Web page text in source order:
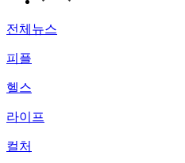
전체뉴스
피플
헬스
라이프
컬처